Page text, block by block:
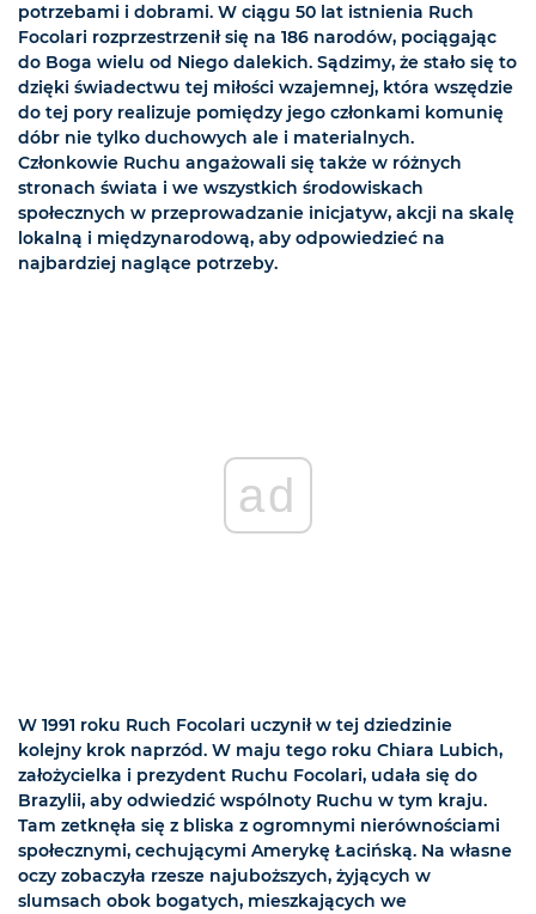
potrzebami i dobrami. W ciągu 50 lat istnienia Ruch
Focolari rozprzestrzenił się na 186 narodów, pociągając
do Boga wielu od Niego dalekich. Sądzimy, że stało się to
dzięki świadectwu tej miłości wzajemnej, która wszędzie
do tej pory realizuje pomiędzy jego członkami komunię
dóbr nie tylko duchowych ale i materialnych.
Członkowie Ruchu angażowali się także w różnych
stronach świata i we wszystkich środowiskach
społecznych w przeprowadzanie inicjatyw, akcji na skalę
lokalną i międzynarodową, aby odpowiedzieć na
najbardziej naglące potrzeby.
ad
W 1991 roku Ruch Focolari uczynił w tej dziedzinie
kolejny krok naprzód. W maju tego roku Chiara Lubich,
założycielka i prezydent Ruchu Focolari, udała się do
Brazylii, aby odwiedzić wspólnoty Ruchu w tym kraju.
Tam zetknęła się z bliska z ogromnymi nierównościami
społecznymi, cechującymi Amerykę Łacińską. Na własne
oczy zobaczyła rzesze najuboższych, żyjących w
slumsach obok bogatych, mieszkających we